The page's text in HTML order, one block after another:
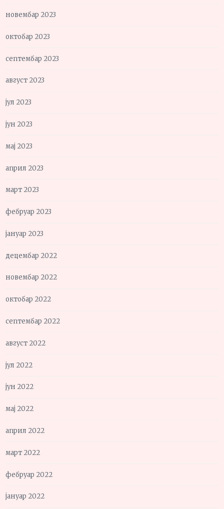
новембар 2023
октобар 2023
септембар 2023
август 2023
јул 2023
јун 2023
мај 2023
април 2023
март 2023
фебруар 2023
јануар 2023
децембар 2022
новембар 2022
октобар 2022
септембар 2022
август 2022
јул 2022
јун 2022
мај 2022
април 2022
март 2022
фебруар 2022
јануар 2022